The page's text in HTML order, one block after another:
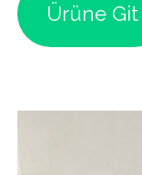
Ürüne Git